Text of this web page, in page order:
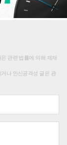
관련 법률에 의해 제재
나 인신공격성 글은 관